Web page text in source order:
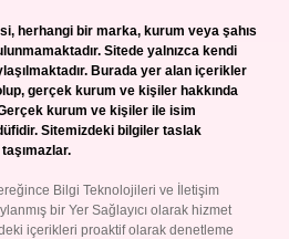
herhangi bir marka, kurum veya şahıs
Sitede yalnızca kendi
Burada yer alan içerikler
gerçek kurum ve kişiler hakkında
kurum ve kişiler ile isim
Sitemizdeki bilgiler taslak
Bilgi Teknolojileri ve İletişim
bir Yer Sağlayıcı olarak hizmet
içerikleri proaktif olarak denetleme